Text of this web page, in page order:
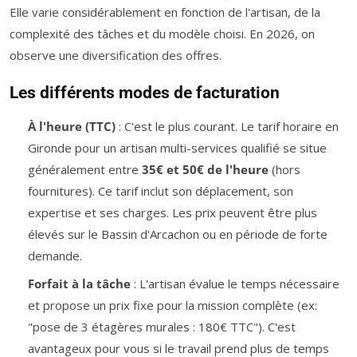
Elle varie considérablement en fonction de l'artisan, de la
complexité des tâches et du modèle choisi. En 2026, on
observe une diversification des offres.
Les différents modes de facturation
À l'heure (TTC): C'est le plus courant. Le tarif horaire en
Gironde pour un artisan multi-services qualifié se situe
généralement entre 35€ et 50€ de l'heure(hors
fournitures). Ce tarif inclut son déplacement, son
expertise et ses charges. Les prix peuvent être plus
élevés sur le Bassin d'Arcachon ou en période de forte
demande.
Forfait à la tâche: L'artisan évalue le temps nécessaire
et propose un prix fixe pour la mission complète (ex:
"pose de 3 étagères murales : 180€ TTC"). C'est
avantageux pour vous si le travail prend plus de temps